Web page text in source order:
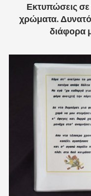
Εκτυπώσεις
χρώματα.
διάφορα